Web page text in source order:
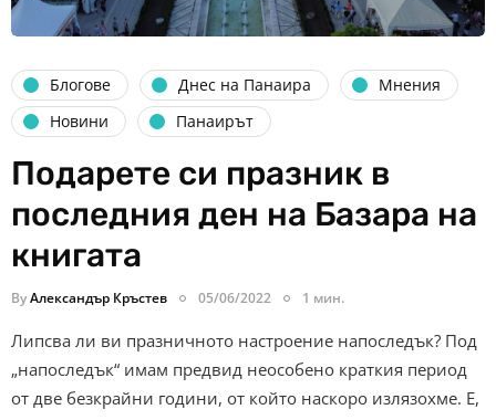
Блогове Днес на Панаира
Мнения
Новини
Панаирът
Подарете си празник в
последния ден на Базара на
книгата
ByАлександър Кръстев 05/06/2022 1 мин.
Липсва ли ви празничното настроение напоследък? Под
„напоследък“ имам предвид неособено краткия период
от две безкрайни години, от който наскоро излязохме. Е,